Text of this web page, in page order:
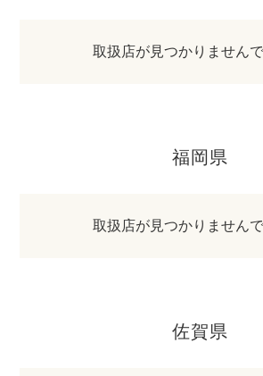
取扱店が見つかりませんで
福岡県
取扱店が見つかりませんで
佐賀県